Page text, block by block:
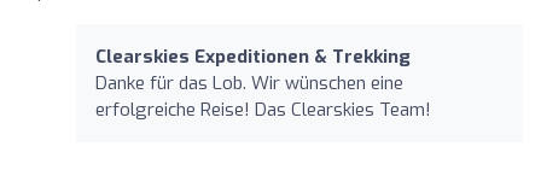
Clearskies Expeditionen & Trekking
Danke für das Lob. Wir wünschen eine
erfolgreiche Reise! Das Clearskies Team!